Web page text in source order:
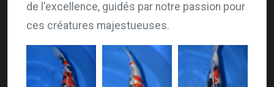
de l'excellence, guidés par notre passion pour
ces créatures majestueuses.